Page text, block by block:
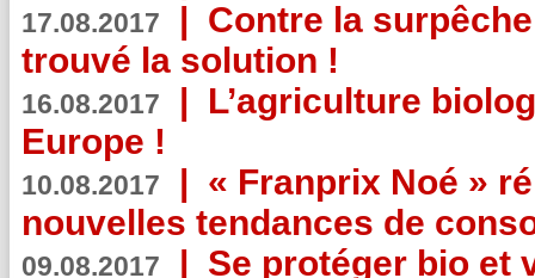
17.08.2017 | Contre la
trouvé la solution !
16.08.2017 | L’agriculture
Europe !
10.08.2017 | « Franprix Noé »
nouvelles tendances de
09.08.2017 | Se protéger bio et